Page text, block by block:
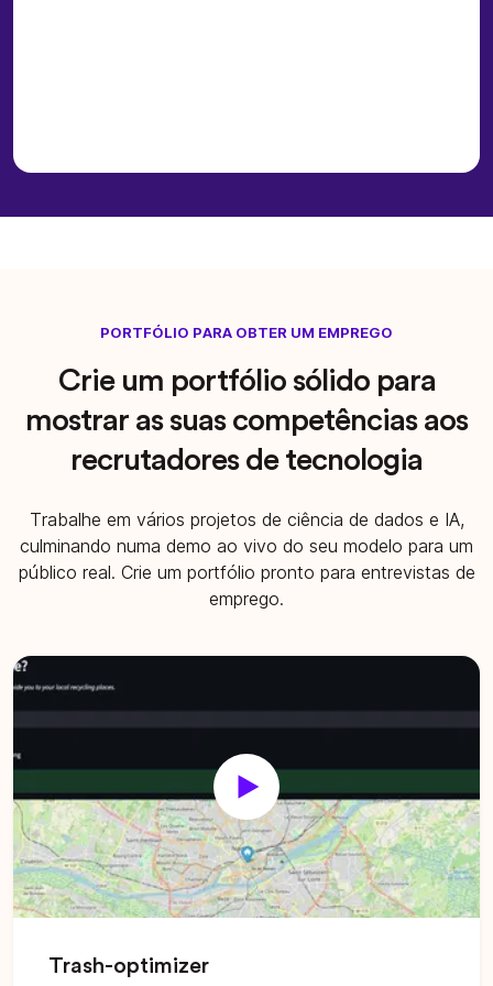
PORTFÓLIO PARA OBTER UM EMPREGO
Crie um portfólio sólido para
mostrar as suas competências aos
recrutadores de tecnologia
Trabalhe em vários projetos de ciência de dados e IA,
culminando numa demo ao vivo do seu modelo para um
público real. Crie um portfólio pronto para entrevistas de
emprego.
Trash-optimizer